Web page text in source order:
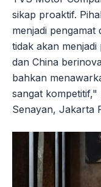
sikap proaktif.
menjadi pengamat
tidak akan
dan China
bahkan
sangat kompetitif,"
Senayan, Jakarta